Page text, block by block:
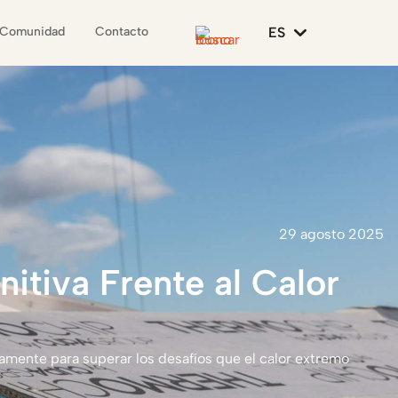
Comunidad Contacto ES
29 agosto 2025
Frente al Calor
para superar los desafíos que el calor extremo
la excelencia en la